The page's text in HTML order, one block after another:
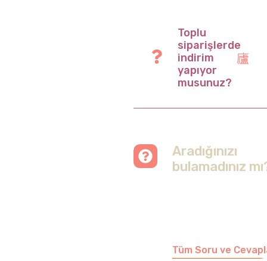
Toplu
siparişlerde
indirim
yapıyor
musunuz?
Aradığınızı
bulamadınız
Tüm Soru ve